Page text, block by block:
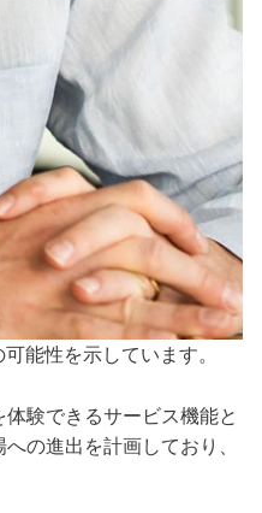
能性を示しています。
験できるサービス機能と
の進出を計画しており、